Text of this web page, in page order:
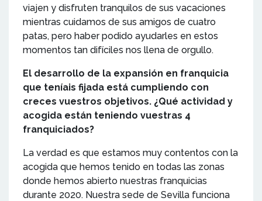
viajen y disfruten tranquilos de sus vacaciones
mientras cuidamos de sus amigos de cuatro
patas, pero haber podido ayudarles en estos
momentos tan difíciles nos llena de orgullo.
El desarrollo de la expansión en franquicia
que teníais fijada está cumpliendo con
creces vuestros objetivos. ¿Qué actividad y
acogida están teniendo vuestras 4
franquiciados?
La verdad es que estamos muy contentos con la
acogida que hemos tenido en todas las zonas
donde hemos abierto nuestras franquicias
durante 2020. Nuestra sede de Sevilla funciona